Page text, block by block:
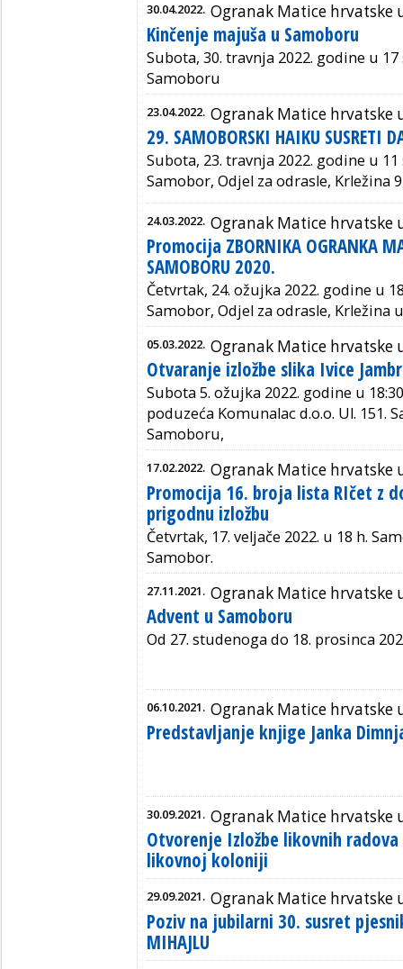
30.04.2022. Ogranak Matice hrvatske
Kinčenje majuša u Samoboru
Subota, 30. travnja 2022. godine u
Samoboru
23.04.2022. Ogranak Matice hrvatske
29. SAMOBORSKI HAIKU SUSRETI
Subota, 23. travnja 2022. godine u
Samobor, Odjel za odrasle, Krležina
24.03.2022. Ogranak Matice hrvatske
Promocija ZBORNIKA OGRANKA
SAMOBORU 2020.
Četvrtak, 24. ožujka 2022. godine u
Samobor, Odjel za odrasle, Krležina
05.03.2022. Ogranak Matice hrvatske
Otvaranje izložbe slika Ivice
Subota 5. ožujka 2022. godine u
poduzeća Komunalac d.o.o. Ul. 151.
Samoboru,
17.02.2022. Ogranak Matice hrvatske
Promocija 16. broja lista RIčet z
prigodnu izložbu
Četvrtak, 17. veljače 2022. u 18 h.
Samobor.
27.11.2021. Ogranak Matice hrvatske
Advent u Samoboru
Od 27. studenoga do 18. prosinca
06.10.2021. Ogranak Matice hrvatske
Predstavljanje knjige Janka
30.09.2021. Ogranak Matice hrvatske
Otvorenje Izložbe likovnih
likovnoj koloniji
29.09.2021. Ogranak Matice hrvatske
Poziv na jubilarni 30. susret
MIHAJLU